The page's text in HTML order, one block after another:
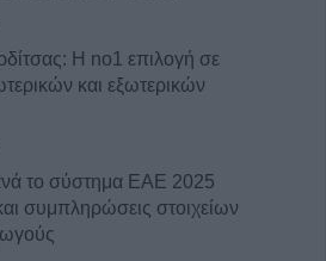
Η no1 επιλογή σε
και εξωτερικών
το σύστημα ΕΑΕ 2025
συμπληρώσεις στοιχείων